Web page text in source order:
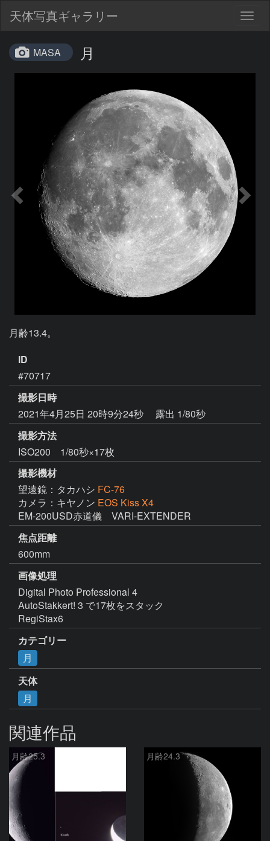
天体写真ギャラリー
MASA 月
月齢13.4。
ID
#70717
撮影日時
2021年4月25日 20時9分24秒
露出 1/80秒
撮影方法
ISO200 1/80秒×17枚
撮影機材
望遠鏡：タカハシ FC-76
カメラ：キヤノン EOS Kiss X4
EM-200USD赤道儀　VARI-EXTENDER
焦点距離
600mm
画像処理
Digital Photo Professional 4
AutoStakkert! 3 で17枚をスタック
RegiStax6
カテゴリー
月
天体
月
関連作品
月齢25.3 月齢24.3